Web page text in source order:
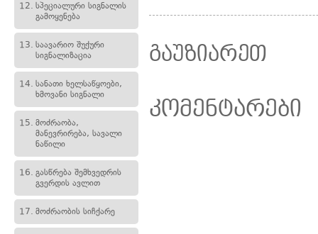
12. სპეციალური სიგნალის
გამოყენება
13. საავარიო შუქური
სიგნალიზაცია
14. სანათი ხელსაწყოები,
ხმოვანი სიგნალი
15. მოძრაობა,
მანევრირება, სავალი
ნაწილი
16. გასწრება შემხვედრის
გვერდის ავლით
17. მოძრაობის სიჩქარე
გაუზიარეთ
კომენტარები